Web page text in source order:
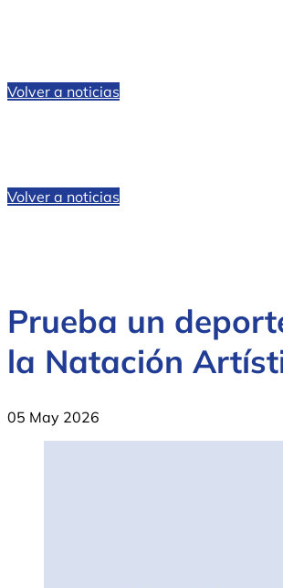
Volver a noticias
Volver a noticias
Prueba un
la Natación
05 May 2026